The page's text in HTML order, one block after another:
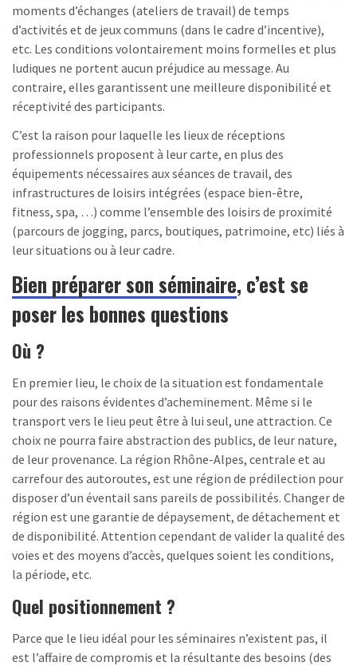
moments d’échanges (ateliers de travail) de temps
d’activités et de jeux communs (dans le cadre d’incentive),
etc. Les conditions volontairement moins formelles et plus
ludiques ne portent aucun préjudice au message. Au
contraire, elles garantissent une meilleure disponibilité et
réceptivité des participants.
C’est la raison pour laquelle les lieux de réceptions
professionnels proposent à leur carte, en plus des
équipements nécessaires aux séances de travail, des
infrastructures de loisirs intégrées (espace bien-être,
fitness, spa, …) comme l’ensemble des loisirs de proximité
(parcours de jogging, parcs, boutiques, patrimoine, etc) liés à
leur situations ou à leur cadre.
Bien préparer son séminaire, c’est se
poser les bonnes questions
Où ?
En premier lieu, le choix de la situation est fondamentale
pour des raisons évidentes d’acheminement. Même si le
transport vers le lieu peut être à lui seul, une attraction. Ce
choix ne pourra faire abstraction des publics, de leur nature,
de leur provenance. La région Rhône-Alpes, centrale et au
carrefour des autoroutes, est une région de prédilection pour
disposer d’un éventail sans pareils de possibilités. Changer de
région est une garantie de dépaysement, de détachement et
de disponibilité. Attention cependant de valider la qualité des
voies et des moyens d’accès, quelques soient les conditions,
la période, etc.
Quel positionnement ?
Parce que le lieu idéal pour les séminaires n’existent pas, il
est l’affaire de compromis et la résultante des besoins (des